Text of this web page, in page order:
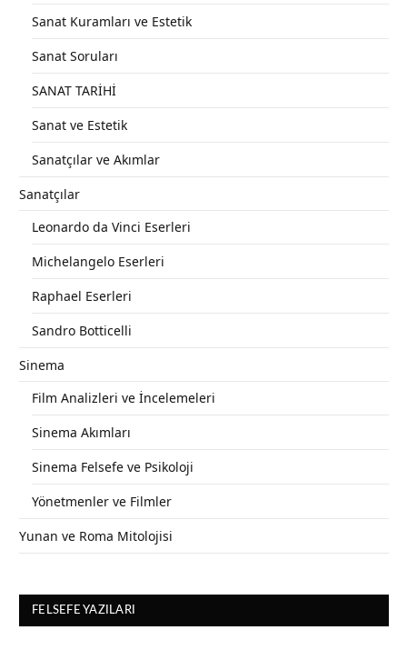
Sanat Kuramları ve Estetik
Sanat Soruları
SANAT TARİHİ
Sanat ve Estetik
Sanatçılar ve Akımlar
Sanatçılar
Leonardo da Vinci Eserleri
Michelangelo Eserleri
Raphael Eserleri
Sandro Botticelli
Sinema
Film Analizleri ve İncelemeleri
Sinema Akımları
Sinema Felsefe ve Psikoloji
Yönetmenler ve Filmler
Yunan ve Roma Mitolojisi
FELSEFE YAZILARI